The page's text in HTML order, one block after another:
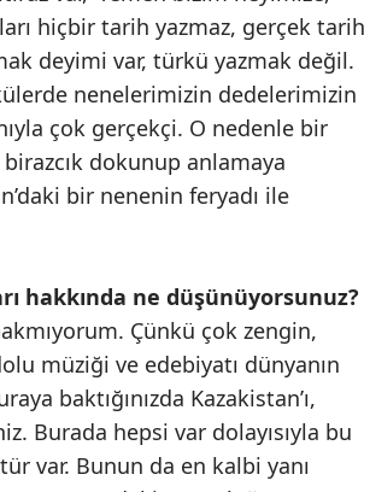
hiçbir tarih yazmaz, gerçek tarih
deyimi var, türkü yazmak değil.
nenelerimizin dedelerimizin
çok gerçekçi. O nedenle bir
dokunup anlamaya
bir nenenin feryadı ile
hakkında ne düşünüyorsunuz?
Çünkü çok zengin,
müziği ve edebiyatı dünyanın
baktığınızda Kazakistan’ı,
Burada hepsi var dolayısıyla bu
var. Bunun da en kalbi yanı